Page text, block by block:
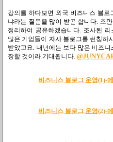
강의를 하다보면 외국 비즈니스 블
냐라는 질문을 많이 받곤 합니다. 조
정리하여 공유하겠습니다. 조사된
많은 기업들이 자사 블로그를 런칭하
받았고요. 내년에는 보다 많은 비즈
장할 것이라 기대됩니다.
비즈니스 블로그 운영(1)-
비즈니스 블로그 운영(2)-